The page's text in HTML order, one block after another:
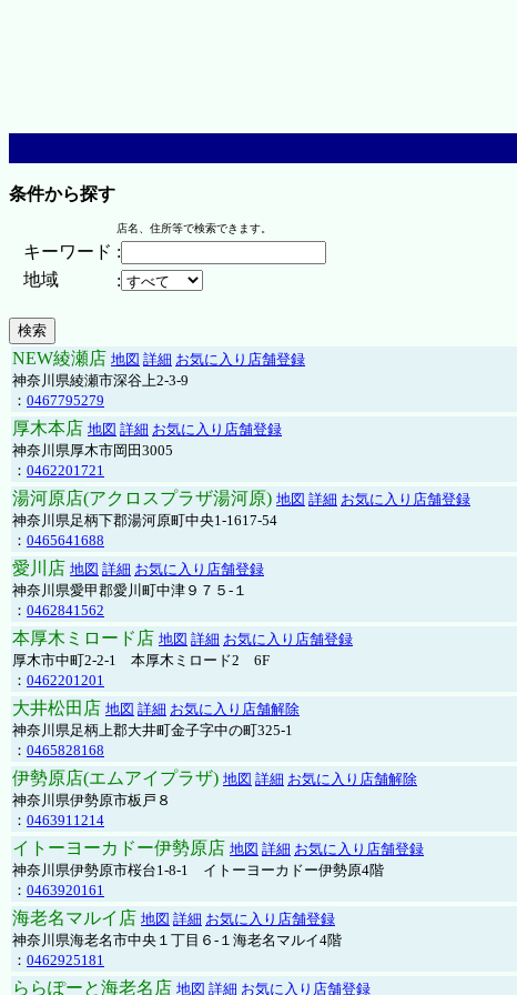
条件から探す
店名、住所等で検索できます。
キーワード :
地域
:
NEW綾瀬店 地図 詳細 お気に入り店舗登録
神奈川県綾瀬市深谷上2-3-9
： 0467795279
厚木本店 地図 詳細 お気に入り店舗登録
神奈川県厚木市岡田3005
： 0462201721
湯河原店(アクロスプラザ湯河原) 地図 詳細 お気に入り店舗登録
神奈川県足柄下郡湯河原町中央1-1617-54
： 0465641688
愛川店 地図 詳細 お気に入り店舗登録
神奈川県愛甲郡愛川町中津９７５-１
： 0462841562
本厚木ミロード店 地図 詳細 お気に入り店舗登録
厚木市中町2-2-1 本厚木ミロード2 6F
： 0462201201
大井松田店 地図 詳細 お気に入り店舗解除
神奈川県足柄上郡大井町金子字中の町325-1
： 0465828168
伊勢原店(エムアイプラザ) 地図 詳細 お気に入り店舗解除
神奈川県伊勢原市板戸８
： 0463911214
イトーヨーカドー伊勢原店 地図 詳細 お気に入り店舗登録
神奈川県伊勢原市桜台1-8-1 イトーヨーカドー伊勢原4階
： 0463920161
海老名マルイ店 地図 詳細 お気に入り店舗登録
神奈川県海老名市中央１丁目６-１海老名マルイ4階
： 0462925181
ららぽーと海老名店 地図 詳細 お気に入り店舗登録